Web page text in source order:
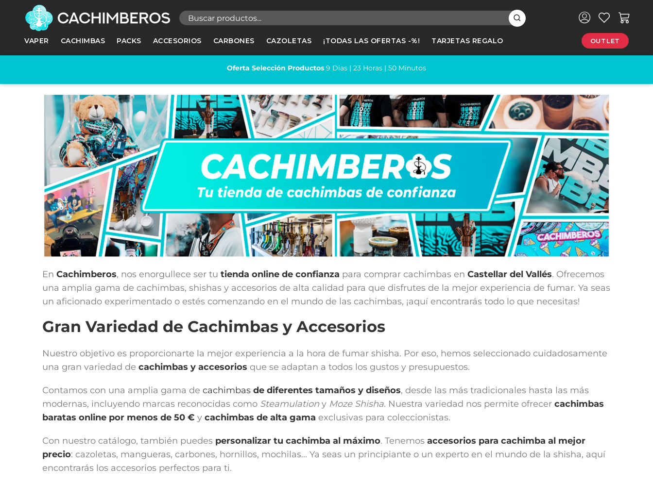
VAPER CACHIMBAS PACKS ACCESORIOS CARBONES CAZOLETAS ¡TODAS LAS OFERTAS -%! TARJETAS REGALO OUTLET
Oferta Selección Productos 9 Dias | 23 Horas | 50 Minutos
En Cachimberos, nos enorgullece ser tu tienda online de confianza para comprar cachimbas en Castellar del Vallés. Ofrecemos
una amplia gama de cachimbas, shishas y accesorios de alta calidad para que disfrutes de la mejor experiencia de fumar. Ya seas
un aficionado experimentado o estés comenzando en el mundo de las cachimbas, ¡aquí encontrarás todo lo que necesitas!
Gran Variedad de Cachimbas y Accesorios
Nuestro objetivo es proporcionarte la mejor experiencia a la hora de fumar shisha. Por eso, hemos seleccionado cuidadosamente
una gran variedad de cachimbas y accesorios que se adaptan a todos los gustos y presupuestos.
Contamos con una amplia gama de cachimbas de diferentes tamaños y diseños, desde las más tradicionales hasta las más
modernas, incluyendo marcas reconocidas como Steamulation y Moze Shisha. Nuestra variedad nos permite ofrecer cachimbas
baratas online por menos de 50 € y cachimbas de alta gama exclusivas para coleccionistas.
Con nuestro catálogo, también puedes personalizar tu cachimba al máximo. Tenemos accesorios para cachimba al mejor
precio: cazoletas, mangueras, carbones, hornillos, mochilas... Ya seas un principiante o un experto en el mundo de la shisha, aquí
encontrarás los accesorios perfectos para ti.
Registrarse ×
Necesitas hacer login para guardar productos en tu lista de deseos
Cancelar Registrarse